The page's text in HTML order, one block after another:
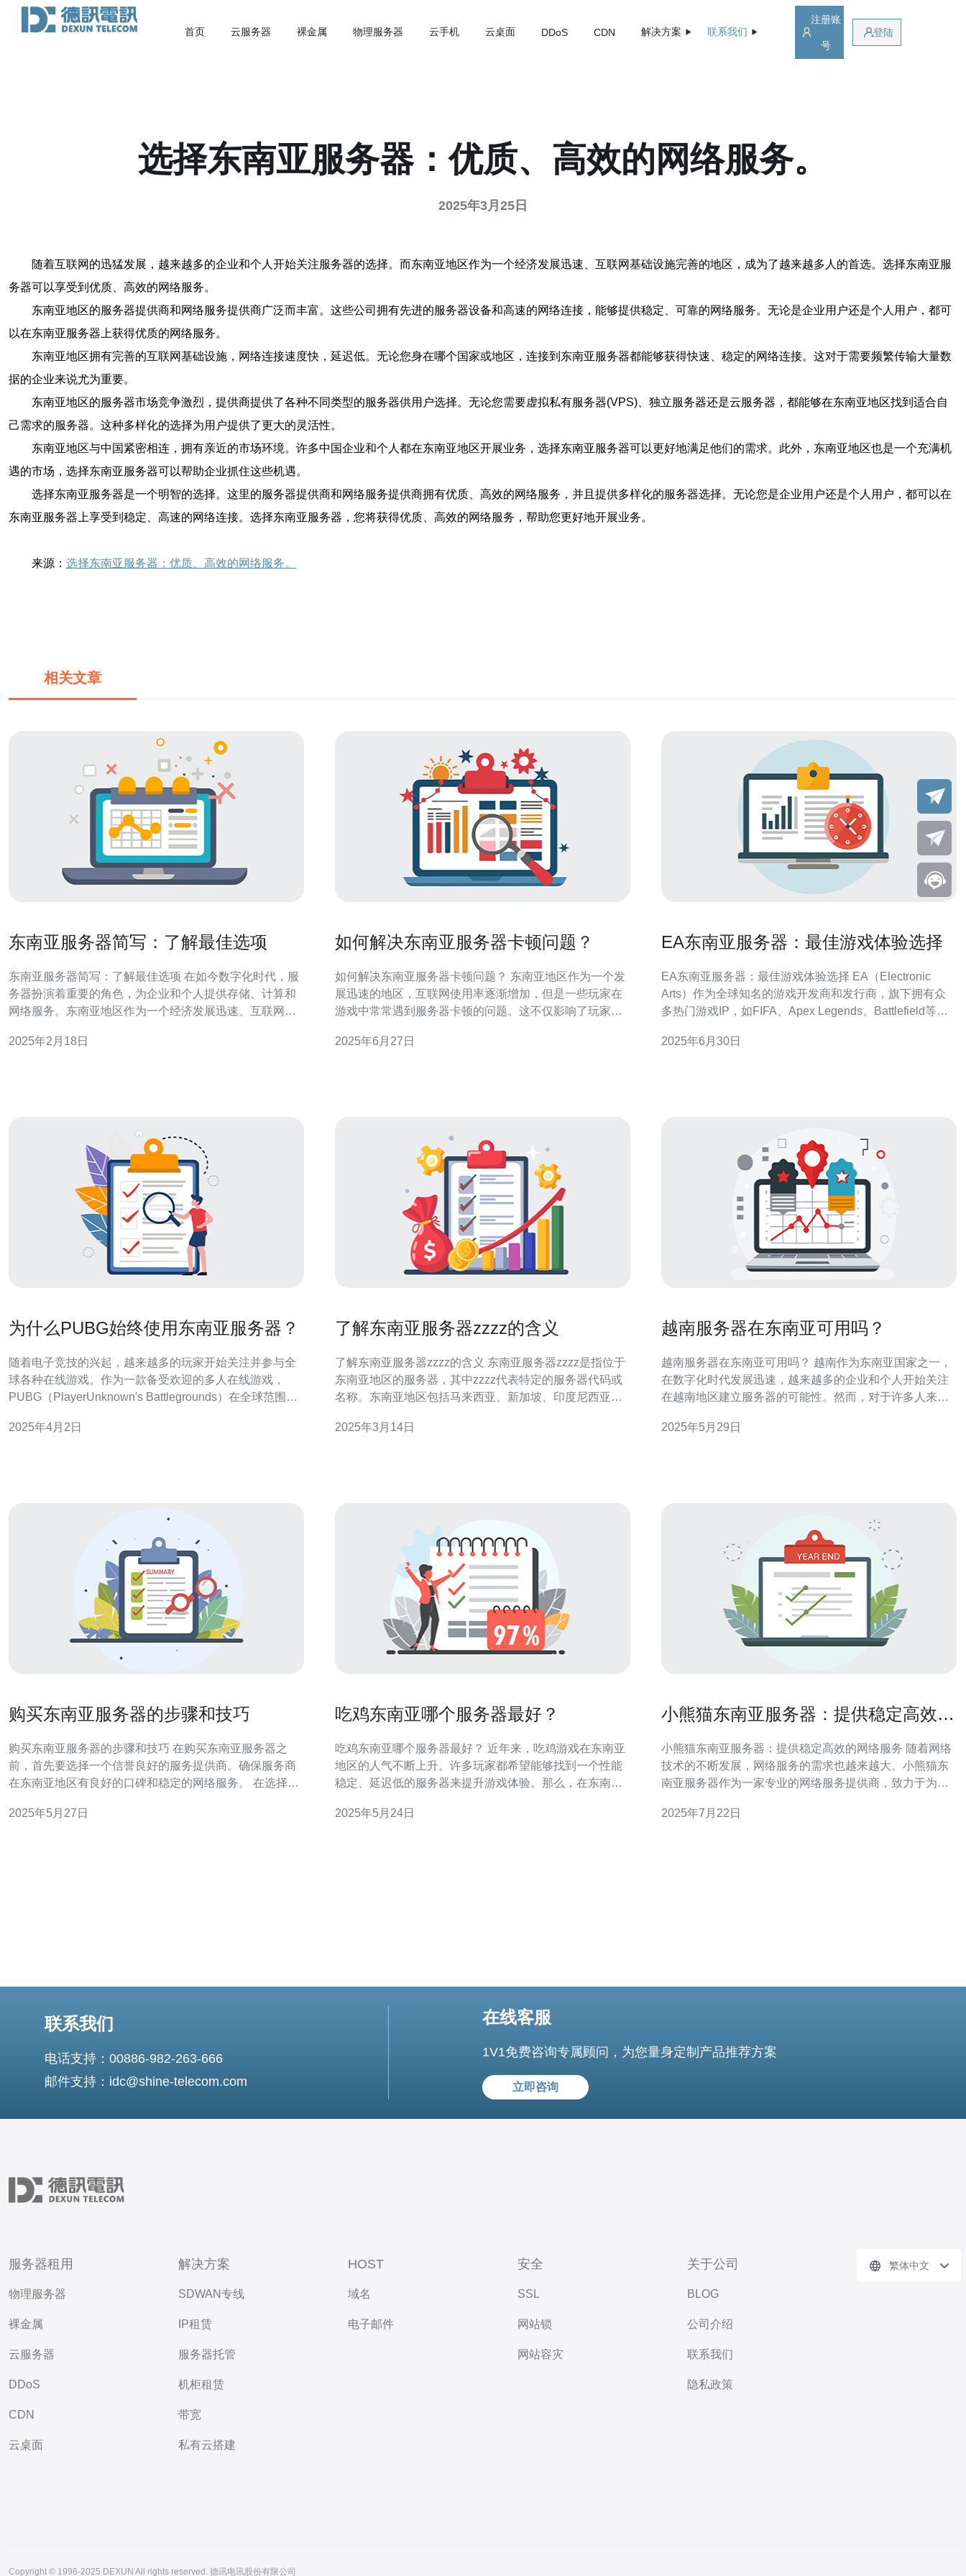
首页 云服务器 裸金属 物理服务器 云手机 云桌面 DDoS CDN 解决方案 联系我们
注册账
号
登陆
选择东南亚服务器：优质、高效的网络服务。
2025年3月25日
随着互联网的迅猛发展，越来越多的企业和个人开始关注服务器的选择。而东南亚地区作为一个经济发展迅速、互联网基础设施完善的地区，成为了越来越多人的首选。选择东南亚服
务器可以享受到优质、高效的网络服务。
东南亚地区的服务器提供商和网络服务提供商广泛而丰富。这些公司拥有先进的服务器设备和高速的网络连接，能够提供稳定、可靠的网络服务。无论是企业用户还是个人用户，都可
以在东南亚服务器上获得优质的网络服务。
东南亚地区拥有完善的互联网基础设施，网络连接速度快，延迟低。无论您身在哪个国家或地区，连接到东南亚服务器都能够获得快速、稳定的网络连接。这对于需要频繁传输大量数
据的企业来说尤为重要。
东南亚地区的服务器市场竞争激烈，提供商提供了各种不同类型的服务器供用户选择。无论您需要虚拟私有服务器(VPS)、独立服务器还是云服务器，都能够在东南亚地区找到适合自
己需求的服务器。这种多样化的选择为用户提供了更大的灵活性。
东南亚地区与中国紧密相连，拥有亲近的市场环境。许多中国企业和个人都在东南亚地区开展业务，选择东南亚服务器可以更好地满足他们的需求。此外，东南亚地区也是一个充满机
遇的市场，选择东南亚服务器可以帮助企业抓住这些机遇。
选择东南亚服务器是一个明智的选择。这里的服务器提供商和网络服务提供商拥有优质、高效的网络服务，并且提供多样化的服务器选择。无论您是企业用户还是个人用户，都可以在
东南亚服务器上享受到稳定、高速的网络连接。选择东南亚服务器，您将获得优质、高效的网络服务，帮助您更好地开展业务。
来源： 选择东南亚服务器：优质、高效的网络服务。
相关文章
东南亚服务器简写：了解最佳选项
东南亚服务器简写：了解最佳选项 在如今数字化时代，服
务器扮演着重要的角色，为企业和个人提供存储、计算和
网络服务。东南亚地区作为一个经济发展迅速、互联网普
南亚地区的服务器简写，以及了解选择最佳服务器的一些
2025年2月18日
如何解决东南亚服务器卡顿问题？
如何解决东南亚服务器卡顿问题？ 东南亚地区作为一个发
展迅速的地区，互联网使用率逐渐增加，但是一些玩家在
游戏中常常遇到服务器卡顿的问题。这不仅影响了玩家的
何解决东南亚服务器卡顿问题呢？ 首先，可以考虑优化网
2025年6月27日
EA东南亚服务器：最佳游戏体验选择
EA东南亚服务器：最佳游戏体验选择 EA（Electronic
Arts）作为全球知名的游戏开发商和发行商，旗下拥有众
多热门游戏IP，如FIFA、Apex Legends、Battlefield等。
影响玩家的游戏体验。本文将介绍EA东南亚服务器的重要
2025年6月30日
为什么PUBG始终使用东南亚服务器？
随着电子竞技的兴起，越来越多的玩家开始关注并参与全
球各种在线游戏。作为一款备受欢迎的多人在线游戏，
PUBG（PlayerUnknown's Battlegrounds）在全球范围内
PUBG始终使用东南亚服务器？本文将解析这个问题。 东
2025年4月2日
了解东南亚服务器zzzz的含义
了解东南亚服务器zzzz的含义 东南亚服务器zzzz是指位于
东南亚地区的服务器，其中zzzz代表特定的服务器代码或
名称。东南亚地区包括马来西亚、新加坡、印度尼西亚、
设立的。 选择东南亚服务器zzzz有以下几个原因： 地理位
2025年3月14日
越南服务器在东南亚可用吗？
越南服务器在东南亚可用吗？ 越南作为东南亚国家之一，
在数字化时代发展迅速，越来越多的企业和个人开始关注
在越南地区建立服务器的可能性。然而，对于许多人来
题。 在东南亚地区，越南服务器的可用性受到很多因素的
2025年5月29日
购买东南亚服务器的步骤和技巧
购买东南亚服务器的步骤和技巧 在购买东南亚服务器之
前，首先要选择一个信誉良好的服务提供商。确保服务商
在东南亚地区有良好的口碑和稳定的网络服务。 在选择服
建立个人网站或小型企业网站，可以选择低配置的服务
2025年5月27日
吃鸡东南亚哪个服务器最好？
吃鸡东南亚哪个服务器最好？ 近年来，吃鸡游戏在东南亚
地区的人气不断上升。许多玩家都希望能够找到一个性能
稳定、延迟低的服务器来提升游戏体验。那么，在东南亚
南亚地区，常见的吃鸡服务器有新加坡、马来西亚、泰国
2025年5月24日
小熊猫东南亚服务器：提供稳定高效的
小熊猫东南亚服务器：提供稳定高效的网络服务 随着网络
技术的不断发展，网络服务的需求也越来越大。小熊猫东
南亚服务器作为一家专业的网络服务提供商，致力于为客
南亚地区，地理位置优越，能够覆盖周边国家和地区，为
2025年7月22日
联系我们
电话支持：00886-982-263-666
邮件支持：idc@shine-telecom.com
在线客服
1V1免费咨询专属顾问，为您量身定制产品推荐方案
立即咨询
服务器租用
物理服务器
裸金属
云服务器
DDoS
CDN
云桌面
解决方案
SDWAN专线
IP租赁
服务器托管
机柜租赁
带宽
私有云搭建
HOST
域名
电子邮件
安全
SSL
网站锁
网站容灾
关于公司
BLOG
公司介绍
联系我们
隐私政策
繁体中文
Copyright © 1996-2025 DEXUN All rights reserved. 德讯电讯股份有限公司